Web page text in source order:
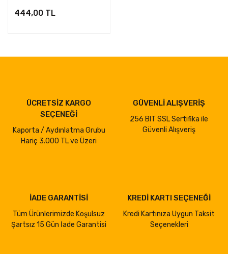
444,00 TL
ÜCRETSİZ KARGO
SEÇENEĞİ
Kaporta / Aydınlatma Grubu
Hariç 3.000 TL ve Üzeri
GÜVENLİ ALIŞVERİŞ
256 BIT SSL Sertifika ile
Güvenli Alışveriş
İADE GARANTİSİ
Tüm Ürünlerimizde Koşulsuz
Şartsız 15 Gün İade Garantisi
KREDİ KARTI SEÇENEĞİ
Kredi Kartınıza Uygun Taksit
Seçenekleri